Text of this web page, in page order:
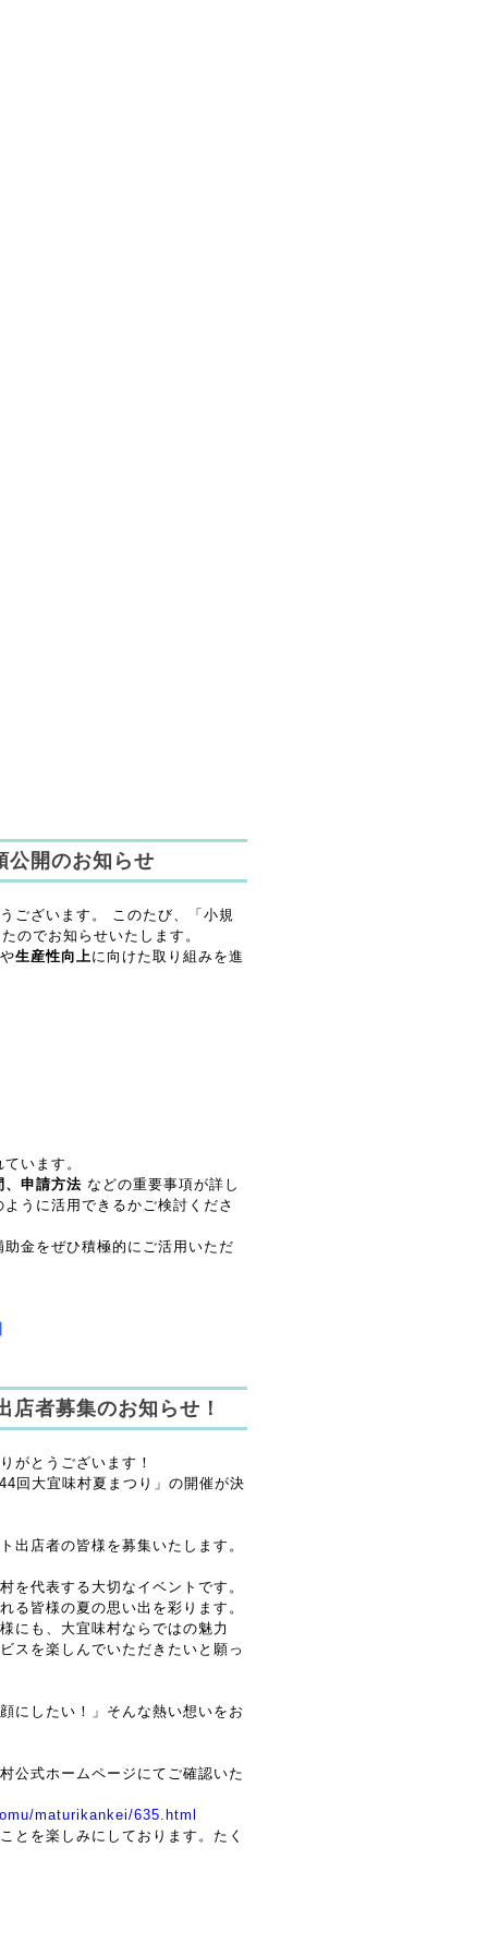
公開のお知らせ
ございます。 このたび、「小規
のでお知らせいたします。
や生産性向上に向けた取り組みを進
います。
、申請方法 などの重要事項が詳し
うに活用できるかご検討くださ
金をぜひ積極的にご活用いただ
者募集のお知らせ！
がとうございます！
回大宜味村夏まつり」の開催が決
出店者の皆様を募集いたします。
を代表する大切なイベントです。
る皆様の夏の思い出を彩ります。
にも、大宜味村ならではの魅力
スを楽しんでいただきたいと願っ
にしたい！」そんな熱い想いをお
公式ホームページにてご確認いた
maturikankei/635.html
とを楽しみにしております。たく